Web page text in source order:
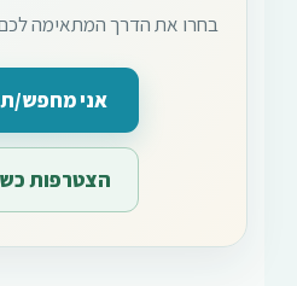
בחרו את הדרך המתאימה
אני מחפש/ת
הצטרפות